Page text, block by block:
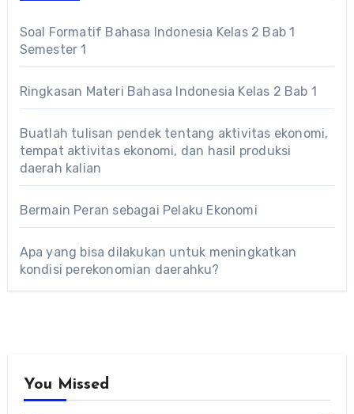
Soal Formatif Bahasa Indonesia Kelas 2 Bab 1
Semester 1
Ringkasan Materi Bahasa Indonesia Kelas 2 Bab 1
Buatlah tulisan pendek tentang aktivitas ekonomi,
tempat aktivitas ekonomi, dan hasil produksi
daerah kalian
Bermain Peran sebagai Pelaku Ekonomi
Apa yang bisa dilakukan untuk meningkatkan
kondisi perekonomian daerahku?
You Missed